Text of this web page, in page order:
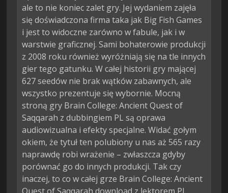
ale to nie koniec zalet gry. Jej wydaniem zajęła
się doświadczona firma taka jak Big Fish Games
i jest to widoczne zarówno w fabule, jak i w
warstwie graficznej. Sami bohaterowie produkcji
z 2008 roku również wyróżniają się na tle innych
gier tego gatunku. W całej historii gry mającej
627 seedów nie brak wątków zabawnych, ale
wszystko prezentuje się wybornie. Mocną
stroną gry Brain College: Ancient Quest of
Saqqarah z dubbingiem PL są oprawa
audiowizualna i efekty specjalne. Widać gołym
okiem, że tytuł ten polubiony u nas aż 565 razy
naprawdę robi wrażenie – zwłaszcza gdyby
porównać go do innych produkcji. Tak czy
inaczej, to co w całej grze Brain College: Ancient